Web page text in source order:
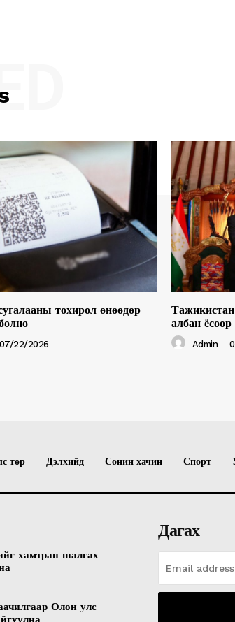
тохирол өнөөдөр
07/22/2026
албан
Admin -
төр Дэлхийд Сонин хачин Спорт
хамтран шалгах
Олон улс
Дагах